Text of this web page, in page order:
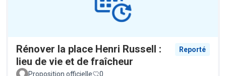
Rénover la place Henri Russell :
lieu de vie et de fraîcheur
Reporté
Proposition officielle 0